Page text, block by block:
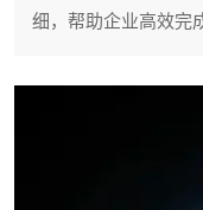
细，帮助企业高效完